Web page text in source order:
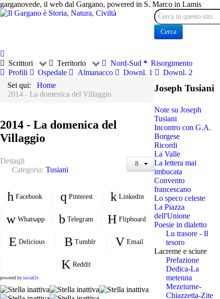
garganovede, il web dal Gargano, powered in S. Marco in Lamis
Cerca
Cerca
Scrittori Territorio Nord-Sud
Risorgimento
Profili
Ospedale Almanacco Downl. 1
Downl. 2
Sei qui:
Home
2014 - La domenica del Villaggio
2014 - La domenica del
Villaggio
Dettagli
Categoria: Tusiani
Facebook Pinterest Linkedin
Whatsapp Telegram Flipboard
Delicious Tumblr Email
Reddit
powered by social2s
Joseph Tusiani
Note su Joseph
Tusiani
Incontro con G.A.
Borgese
Ricordi
La Valle
La lettera mai
imbucata
Convento
francescano
Lo speco celeste
La Piazza
dell'Unione
Poesie in dialetto
Lu trasore - Il
tesoro
Lacreme e sciure
Prefazione
Dedica-La
metenna
Mezeiurne-
Chiazzetta-Zite